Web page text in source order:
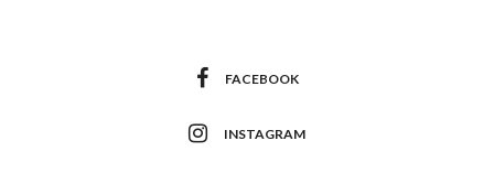
FACEBOOK
INSTAGRAM